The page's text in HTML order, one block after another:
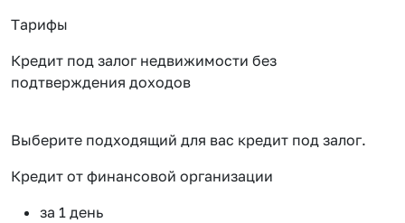
Тарифы
Кредит под залог недвижимости без
подтверждения доходов
Выберите подходящий для вас кредит под залог.
Кредит от финансовой организации
за 1 день